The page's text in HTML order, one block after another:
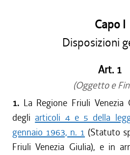
Capo I
Disposizioni
Art. 1
(Oggetto e
1. La Regione Friuli
degli articoli 4 e 5 della
gennaio 1963, n. 1 (Statuto
Friuli Venezia Giulia), e in